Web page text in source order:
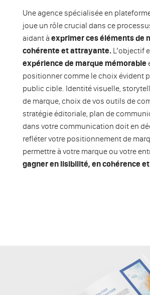
Une agence spécialisée en
joue un rôle crucial dans ce
aidant à exprimer ces éléments de
cohérente et attrayante.L’objectif
expérience de marque mémorable
positionner comme le choix évident
public cible. Identité visuelle,
de marque, choix de vos outils de
stratégie éditoriale, plan de
dans votre communication doit en
refléter votre positionnement de
permettre à votre marque ou votre
gagner en lisibilité, en cohérence